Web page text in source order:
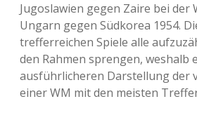
Jugoslawien gegen Zaire bei der
Ungarn gegen Südkorea 1954.
trefferreichen Spiele alle
den Rahmen sprengen, weshalb
ausführlicheren Darstellung der
einer WM mit den meisten